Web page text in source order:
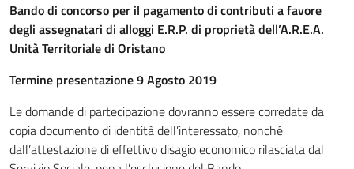
Bando di concorso per il pagamento di contributi a favore
degli assegnatari di alloggi E.R.P. di proprietà dell’A.R.E.A.
Unità Territoriale di Oristano
Termine presentazione 9 Agosto 2019
Le domande di partecipazione dovranno essere corredate da
copia documento di identità dell’interessato, nonché
dall’attestazione di effettivo disagio economico rilasciata dal